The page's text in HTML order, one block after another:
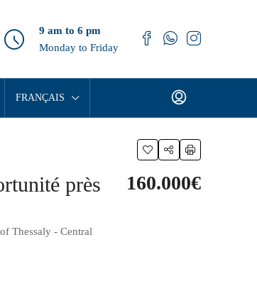
9 am to 6 pm
Monday to Friday
FRANÇAIS
près
Thessaly - Central
160.000€